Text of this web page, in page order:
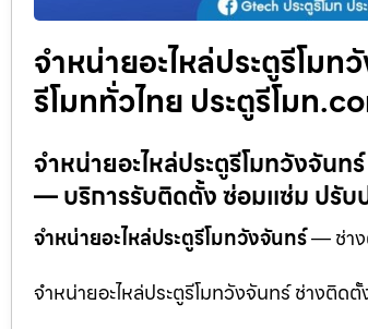
จำหน่ายอะไหล่ประตูรีโม
รีโมททั่วไทย ประตูรีโมท
จำหน่ายอะไหล่ประตูรีโมทวังจัน
— บริการรับติดตั้ง ซ่อมแซ่ม ปรับ
จำหน่ายอะไหล่ประตูรีโมทวังจันทร์— ช่าง
จำหน่ายอะไหล่ประตูรีโมทวังจันทร์ ช่างติ